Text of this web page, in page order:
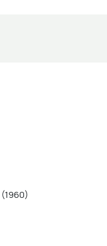
(1960)